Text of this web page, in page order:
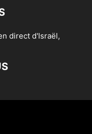
direct d'Israël,